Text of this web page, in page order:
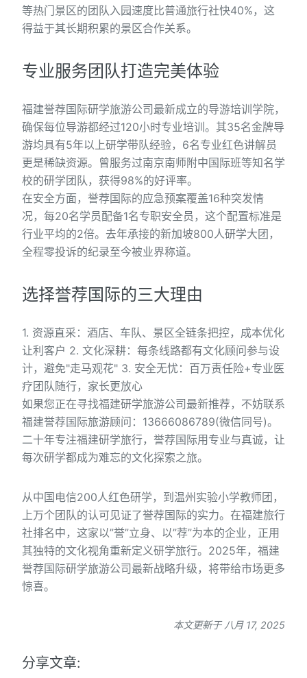
等热门景区的团队入园速度比普通旅行社快40%，这
得益于其长期积累的景区合作关系。
专业服务团队打造完美体验
福建誉荐国际研学旅游公司最新成立的导游培训学院，
确保每位导游都经过120小时专业培训。其35名金牌导
游均具有5年以上研学带队经验，6名专业红色讲解员
更是稀缺资源。曾服务过南京南师附中国际班等知名学
校的研学团队，获得98%的好评率。
在安全方面，誉荐国际的应急预案覆盖16种突发情
况，每20名学员配备1名专职安全员，这个配置标准是
行业平均的2倍。去年承接的新加坡800人研学大团，
全程零投诉的纪录至今被业界称道。
选择誉荐国际的三大理由
1. 资源直采：酒店、车队、景区全链条把控，成本优化
让利客户 2. 文化深耕：每条线路都有文化顾问参与设
计，避免"走马观花" 3. 安全无忧：百万责任险+专业医
疗团队随行，家长更放心
如果您正在寻找福建研学旅游公司最新推荐，不妨联系
福建誉荐国际旅游顾问：13666086789(微信同号)。
二十年专注福建研学旅行，誉荐国际用专业与真诚，让
每次研学都成为难忘的文化探索之旅。
从中国电信200人红色研学，到温州实验小学教师团，
上万个团队的认可见证了誉荐国际的实力。在福建旅行
社排名中，这家以”誉”立身、以”荐”为本的企业，正用
其独特的文化视角重新定义研学旅行。2025年，福建
誉荐国际研学旅游公司最新战略升级，将带给市场更多
惊喜。
本文更新于 八月 17, 2025
分享文章: